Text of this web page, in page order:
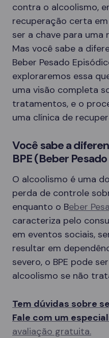
contra o alcoolismo,
recuperação certa em
ser a chave para
Mas você sabe a
Beber Pesado
exploraremos essa
uma visão completa
tratamentos, e o
uma clínica de
Você sabe a
BPE (Beber
O alcoolismo é uma
perda de controle
enquanto o Beber
caracteriza pelo
em eventos sociais,
resultar em
severo, o BPE pode
alcoolismo se não
Tem dúvidas sobre
Fale com um
avaliação gratuita.